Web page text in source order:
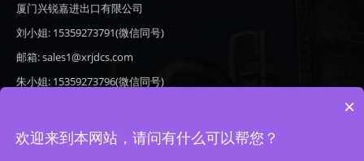
厦门兴锐嘉进出口有限公司
刘小姐: 15359273791(微信同号)
邮箱: sales1@xrjdcs.com
朱小姐: 15359273796(微信同号)
地址: 厦门市翔安区新澳路510号海峡现代城A座6楼609
×
欢迎来到本网站，请问有什么可以帮您？